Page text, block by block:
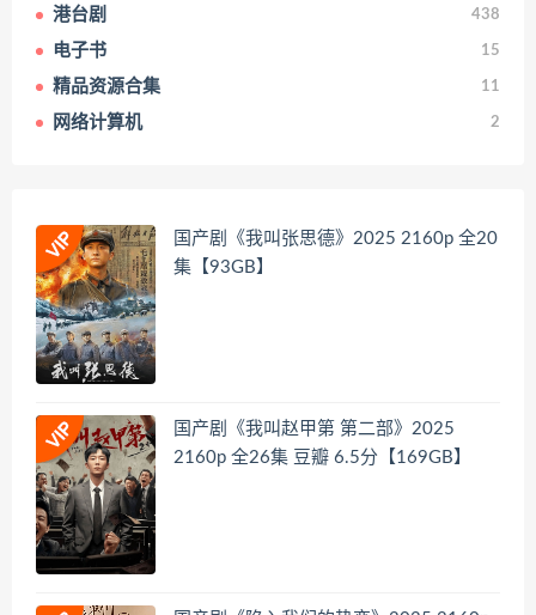
港台剧 438
电子书 15
精品资源合集 11
网络计算机 2
国产剧《我叫张思德》2025 2160p 全20
集【93GB】
国产剧《我叫赵甲第 第二部》2025
2160p 全26集 豆瓣 6.5分【169GB】